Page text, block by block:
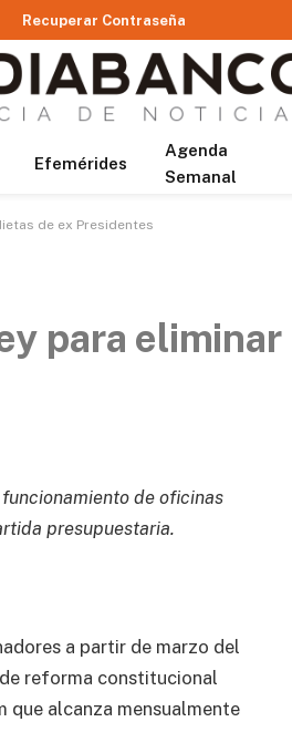
Recuperar Contraseña
Efemérides
Agenda
Semanal
de ex Presidentes
para eliminar
de oficinas
presupuestaria.
a partir de marzo del
reforma constitucional
que alcanza mensualmente